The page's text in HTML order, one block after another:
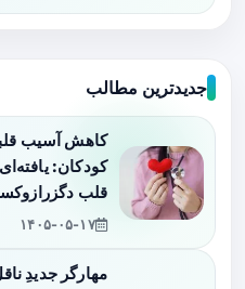
جدیدترین مطالب
کاهش آسیب
کودکان:
قلب دگزرازوکسین پس از
۱۴۰۵-۰۵-۱۷